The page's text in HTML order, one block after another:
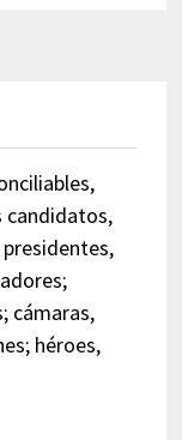
candidatos,
cámaras,
héroes,